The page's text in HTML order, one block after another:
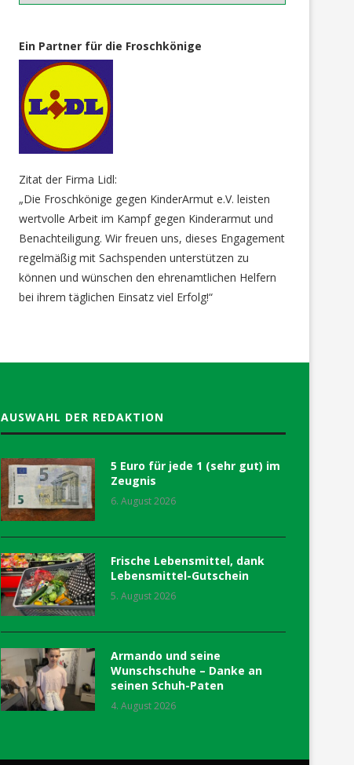
Ein Partner für die Froschkönige
Zitat der Firma Lidl:
„Die Froschkönige gegen KinderArmut e.V. leisten
wertvolle Arbeit im Kampf gegen Kinderarmut und
Benachteiligung. Wir freuen uns, dieses Engagement
regelmäßig mit Sachspenden unterstützen zu
können und wünschen den ehrenamtlichen Helfern
bei ihrem täglichen Einsatz viel Erfolg!“
AUSWAHL DER REDAKTION
5 Euro für jede 1 (sehr gut) im
Zeugnis
6. August 2026
Frische Lebensmittel, dank
Lebensmittel-Gutschein
5. August 2026
Armando und seine
Wunschschuhe – Danke an
seinen Schuh-Paten
4. August 2026